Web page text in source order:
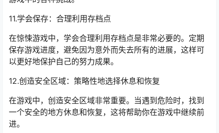
11.学会保存：合理利用存档点
在惊悚游戏中，学会合理利用存档点是非常必要的。定期
保存游戏进度，避免因为意外而失去所有的进展，这样可
以更好地保护自己的努力成果。
12.创造安全区域：策略性地选择休息和恢复
在游戏中，创造安全区域非常重要。当遇到危险时，找到
一个安全的地方休息和恢复，这将帮助你在游戏中继续前
进。